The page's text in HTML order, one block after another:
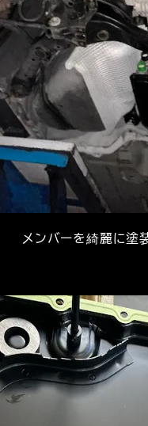
メンバーを綺麗に塗